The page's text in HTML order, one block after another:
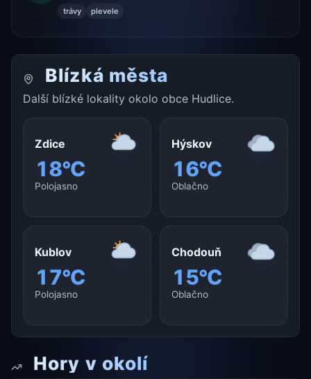
trávy plevele
Blízká města
Další blízké lokality okolo obce Hudlice.
Zdice
18°C
Polojasno
Hýskov
16°C
Oblačno
Kublov
17°C
Polojasno
Chodouň
15°C
Oblačno
Hory v okolí